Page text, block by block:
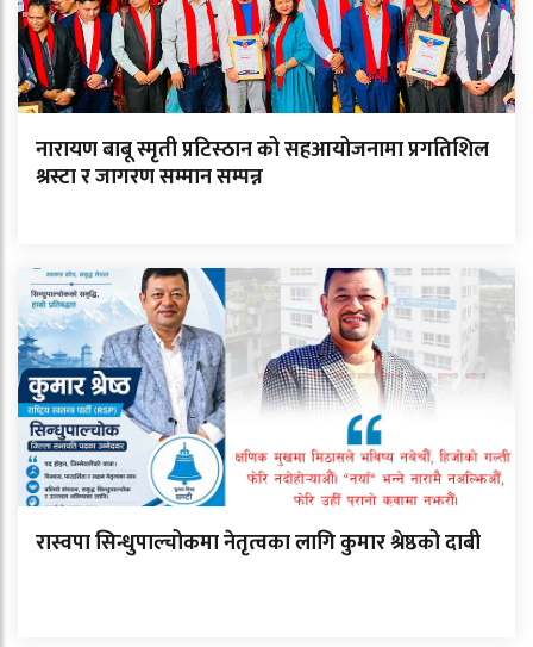
नारायण बाबू स्मृती प्रटिस्ठान को सहआयोजनामा प्रगतिशिल
श्रस्टा र जागरण सम्मान सम्पन्न
रास्वपा सिन्धुपाल्चोकमा नेतृत्वका लागि कुमार श्रेष्ठको दाबी